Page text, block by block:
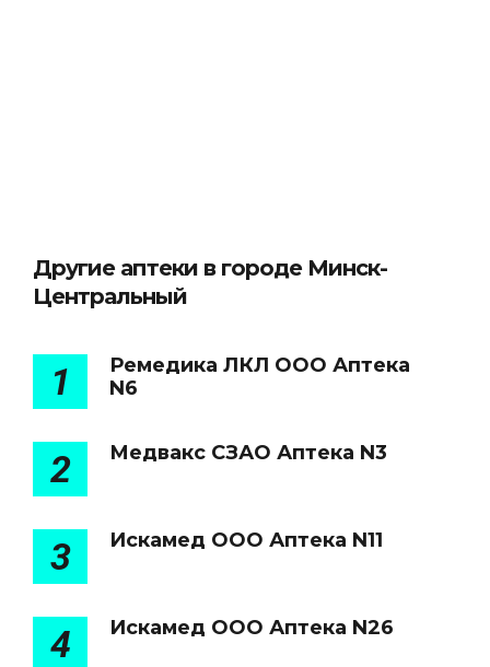
Другие аптеки в городе Минск-
Центральный
1
Ремедика ЛКЛ ООО Аптека
N6
2 Медвакс СЗАО Аптека N3
3 Искамед ООО Аптека N11
4 Искамед ООО Аптека N26